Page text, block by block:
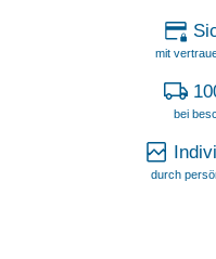
mit
bei
durch